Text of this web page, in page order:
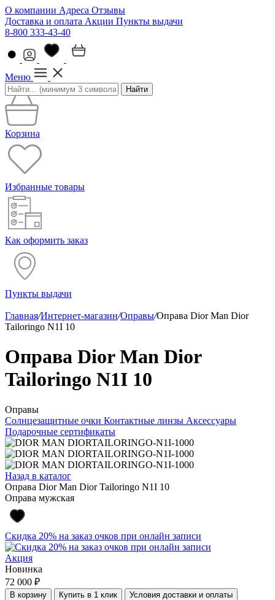
О компании Адреса Отзывы
Доставка и оплата Акции Пункты выдачи
8-800 333-43-40
Меню
Найти
Корзина
Избранные товары
Как оформить заказ
Пункты выдачи
Главная/Интернет-магазин/Оправы/Оправа Dior Man Dior
Tailoringo N1I 10
Оправа Dior Man Dior
Tailoringo N1I 10
Оправы
Солнцезащитные очки Контактные линзы Аксессуары
Подарочные сертификаты
Назад в каталог
Оправа Dior Man Dior Tailoringo N1I 10
Оправа мужская
Скидка 20% на заказ очков при онлайн записи
Акция
Новинка
72 000 ₽
В корзину Купить в 1 клик Условия доставки и оплаты